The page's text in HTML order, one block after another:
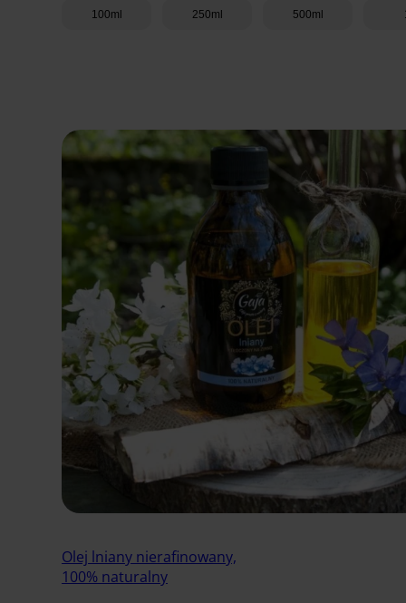
100ml 250ml 500ml
Olej lniany nierafinowany,
100% naturalny